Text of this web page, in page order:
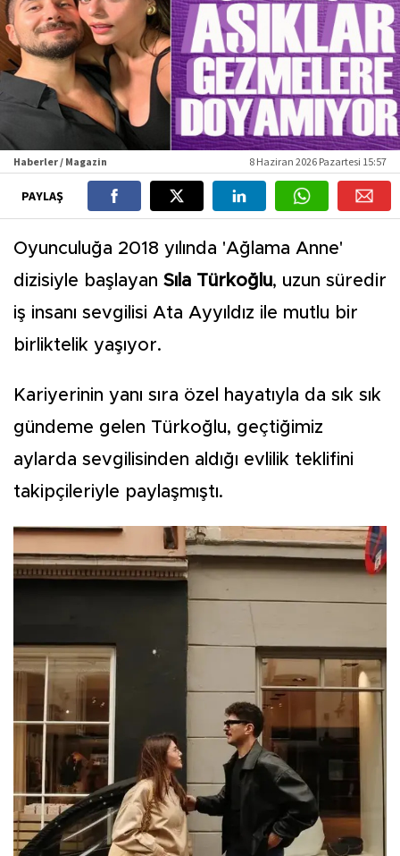
Haberler / Magazin 8 Haziran 2026 Pazartesi 15:57
PAYLAŞ
Oyunculuğa 2018 yılında 'Ağlama Anne'
dizisiyle başlayan Sıla Türkoğlu, uzun süredir
iş insanı sevgilisi Ata Ayyıldız ile mutlu bir
birliktelik yaşıyor.
Kariyerinin yanı sıra özel hayatıyla da sık sık
gündeme gelen Türkoğlu, geçtiğimiz
aylarda sevgilisinden aldığı evlilik teklifini
takipçileriyle paylaşmıştı.